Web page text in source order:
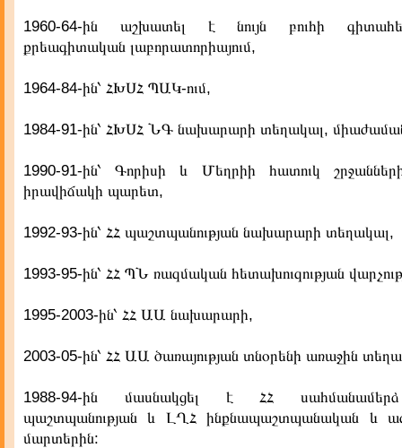
1960-64-ին աշխատել է նույն բուհի
քրեագիտական լաբորատորիայում,
1964-84-ին՝ ՀԽՍՀ ՊԱԿ-ում,
1984-91-ին՝ ՀԽՍՀ ՆԳ նախարարի տեղակալ,
1990-91-ին՝ Գորիսի և Մեղրիի հատուկ
իրավիճակի պարետ,
1992-93-ին՝ ՀՀ պաշտպանության նախարարի տեղակալ,
1993-95-ին՝ ՀՀ ՊՆ ռազմական հետախուզության
1995-2003-ին՝ ՀՀ ԱԱ նախարարի,
2003-05-ին՝ ՀՀ ԱԱ ծառայության տնօրենի առաջին
1988-94-ին մասնակցել է ՀՀ սահմանամերձ
պաշտպանության և ԼՂՀ ինքնապաշտպանական և
մարտերին: